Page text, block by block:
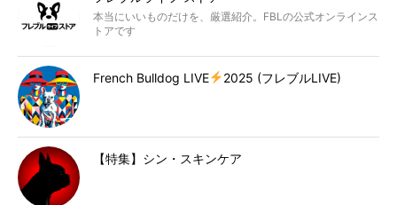
本当にいいものだけを、厳選紹介。FBLの公式オンラインス
トアです
French Bulldog LIVE 2025 (フレブルLIVE)
【特集】シン・スキンケア